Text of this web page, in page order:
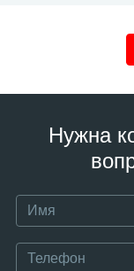
Нужна